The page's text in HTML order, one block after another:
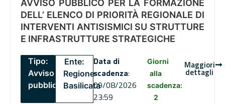
AVVISO PUBBLICO PER LA FORMAZIONE
DELL’ ELENCO DI PRIORITÀ REGIONALE DI
INTERVENTI ANTISISMICI SU STRUTTURE
E INFRASTRUTTURE STRATEGICHE
Tipo:
Avviso
pubblico
Ente:
Regione
Basilicata
Data di
scadenza:
09/08/2026
23:59
Giorni
alla
scadenza:
2
Maggiori
dettagli